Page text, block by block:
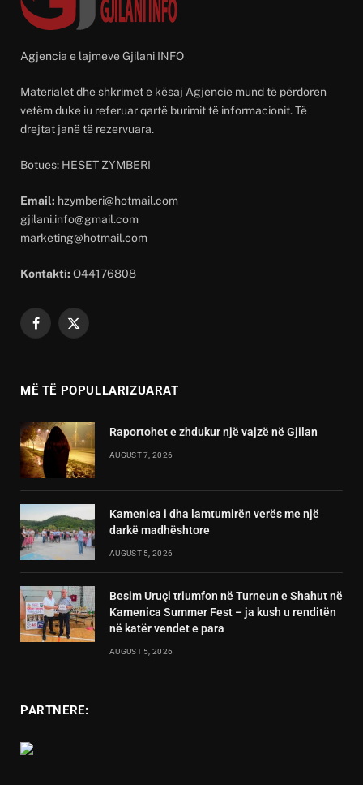
Agjencia e lajmeve Gjilani INFO
Materialet dhe shkrimet e kësaj Agjencie mund të përdoren
vetëm duke iu referuar qartë burimit të informacionit. Të
drejtat janë të rezervuara.
Botues: HESET ZYMBERI
Email: hzymberi@hotmail.com
gjilani.info@gmail.com
marketing@hotmail.com
Kontakti: O44176808
Facebook
X
MË TË POPULLARIZUARAT
Raportohet e zhdukur një vajzë në Gjilan
AUGUST 7, 2026
Kamenica i dha lamtumirën verës me një
darkë madhështore
AUGUST 5, 2026
Besim Uruçi triumfon në Turneun e Shahut në
Kamenica Summer Fest – ja kush u renditën
në katër vendet e para
AUGUST 5, 2026
PARTNERE: